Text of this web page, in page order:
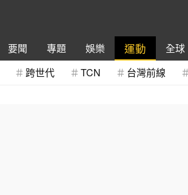
要聞 專題 娛樂 運動 全球
跨世代 TCN 台灣前線